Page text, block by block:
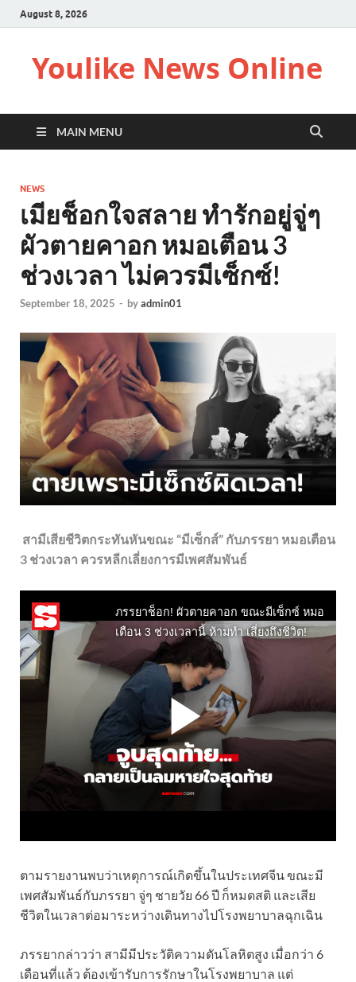
August 8, 2026
Youlike News Online
MAIN MENU
NEWS
เมียช็อกใจสลาย ทำรักอยู่จู่ๆ
ผัวตายคาอก หมอเตือน 3
ช่วงเวลา ไม่ควรมีเซ็กซ์!
September 18, 2025 - byadmin01
สามีเสียชีวิตกระทันหันขณะ “มีเซ็กส์” กับภรรยา หมอเตือน
3 ช่วงเวลา ควรหลีกเลี่ยงการมีเพศสัมพันธ์
ตามรายงานพบว่าเหตุการณ์เกิดขึ้นในประเทศจีน ขณะมี
เพศสัมพันธ์กับภรรยา จู่ๆ ชายวัย 66 ปี ก็หมดสติ และเสีย
ชีวิตในเวลาต่อมาระหว่างเดินทางไปโรงพยาบาลฉุกเฉิน
ภรรยากล่าวว่า สามีมีประวัติความดันโลหิตสูง เมื่อกว่า 6
เดือนที่แล้ว ต้องเข้ารับการรักษาในโรงพยาบาล แต่